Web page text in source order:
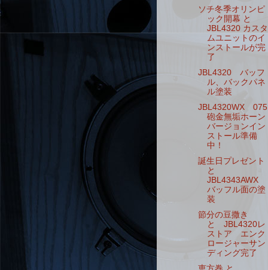
ソチ冬季オリンピ
ック開幕 と
JBL4320 カスタ
ムユニットのイ
ンストールが完
了
JBL4320 バッフ
ル、バックパネ
ル塗装
JBL4320WX 075
砲金無垢ホーン
バージョンイン
ストール準備
中！
誕生日プレゼント
と
JBL4343AWX
バッフル面の塗
装
節分の豆撒き
と JBL4320レ
ストア エンク
ロージャーサン
ディング完了